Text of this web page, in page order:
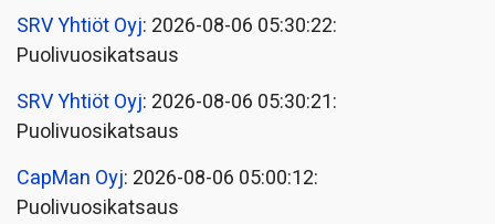
SRV Yhtiöt Oyj: 2026-08-06 05:30:22:
Puolivuosikatsaus
SRV Yhtiöt Oyj: 2026-08-06 05:30:21:
Puolivuosikatsaus
CapMan Oyj: 2026-08-06 05:00:12:
Puolivuosikatsaus